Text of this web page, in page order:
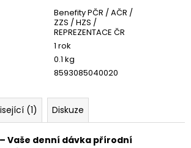
Benefity PČR / AČR /
ZZS / HZS /
REPREZENTACE ČR
1 rok
0.1 kg
8593085040020
(1) Diskuze
Vaše denní dávka přírodní